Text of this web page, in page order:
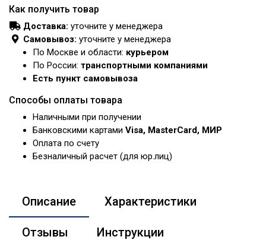
Как получить товар
Доставка: уточните у менеджера
Самовывоз: уточните у менеджера
По Москве и области: курьером
По России: транспортными компаниями
Есть пункт самовывоза
Способы оплаты товара
Наличными при получении
Банковскими картами Visa, MasterCard, МИР
Оплата по счету
Безналичный расчет (для юр.лиц)
Описание Характеристики
Отзывы Инструкции